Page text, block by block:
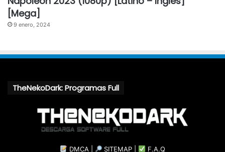
[Mega]
9 enero, 2024
TheNekoDark: Programas Full
DMCA SITEMAP F.A.Q